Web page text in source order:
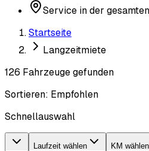
Service in der
Startseite
Langzeitmiete
126 Fahrzeuge gefunden
Sortieren: Empfohlen
Schnellauswahl
Laufzeit wählen KM wählen